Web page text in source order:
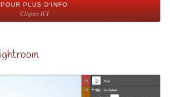
POUR PLUS D'INFO
Cliquez ICI